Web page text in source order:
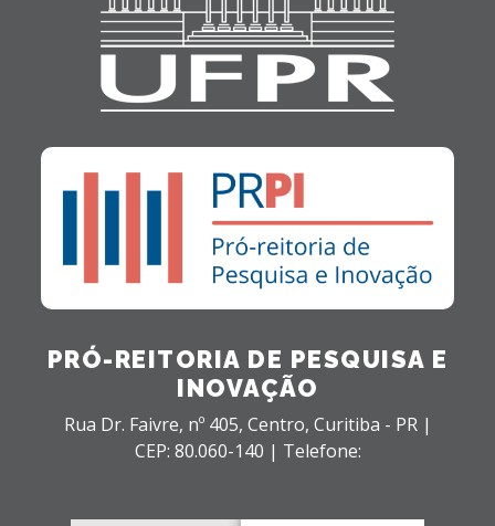
PRÓ-REITORIA DE PESQUISA E
INOVAÇÃO
Rua Dr. Faivre, nº 405, Centro, Curitiba - PR |
CEP: 80.060-140 | Telefone: